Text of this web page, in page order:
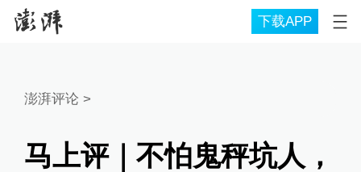
下载APP
澎湃评论 >
马上评｜不怕鬼秤坑人，